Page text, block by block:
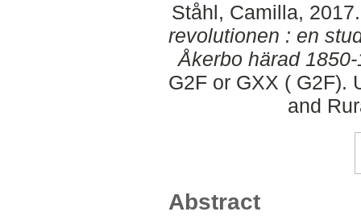
Ståhl, Camilla,
revolutionen : en
Åkerbo härad
G2F or GXX ( G2F).
and
Abstract